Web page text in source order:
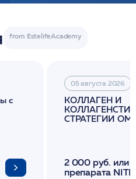
с
05 августа 2026
КОЛЛАГЕН И
СТРАТЕГИИ
2 000 руб. или
препарата